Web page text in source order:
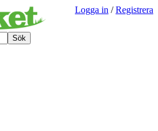
Logga in /Registrera